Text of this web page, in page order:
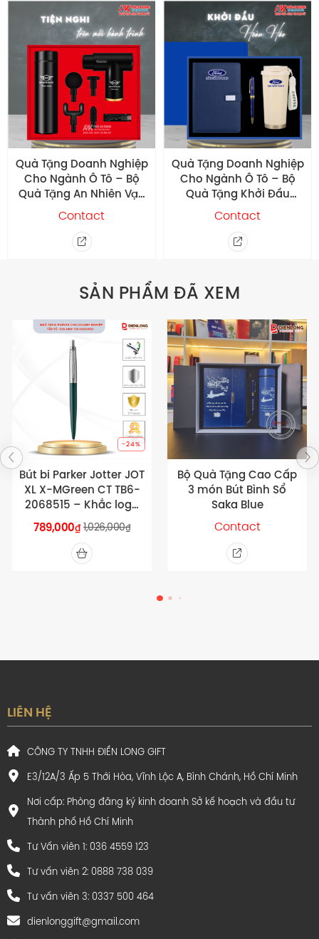
Quà Tặng Doanh Nghiệp
Cho Ngành Ô Tô – Bộ
Quà Tặng An Nhiên Vạn
Dặm
Contact
Quà Tặng Doanh Nghiệp
Cho Ngành Ô Tô – Bộ
Quà Tặng Khởi Đầu
Hoàn Hảo
Contact
SẢN PHẨM ĐÃ XEM
Bộ Quà Tặng Cao Cấp
3 món Bút Bình Sổ
Saka Blue
Contact
Nón Bảo Hiểm Nữa Đầu
Phố Cafe – In ấn theo
yêu cầu
Contact
LIÊN HỆ
CÔNG TY TNHH ĐIỀN LONG GIFT
E3/12A/3 Ấp 5 Thới Hòa, Vĩnh Lộc A, Bình Chánh, Hồ Chí Minh
Nơi cấp: Phòng đăng ký kinh doanh Sở kế hoạch và đầu tư
Thành phố Hồ Chí Minh
Tư Vấn viên 1: 036 4559 123
Tư vấn viên 2: 0888 738 039
Tư vấn viên 3: 0337 500 464
dienlonggift@gmail.com